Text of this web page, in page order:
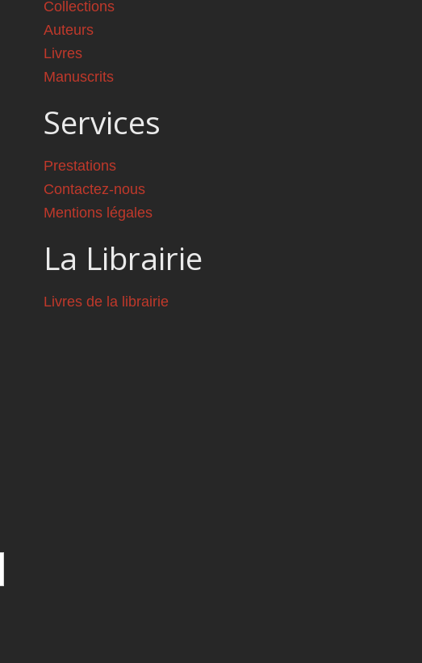
Collections
Auteurs
Livres
Manuscrits
Services
Prestations
Contactez-nous
Mentions légales
La Librairie
Livres de la librairie